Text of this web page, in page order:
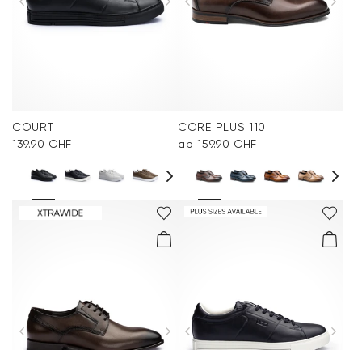
COURT
139.90 CHF
CORE PLUS 110
ab 159.90 CHF